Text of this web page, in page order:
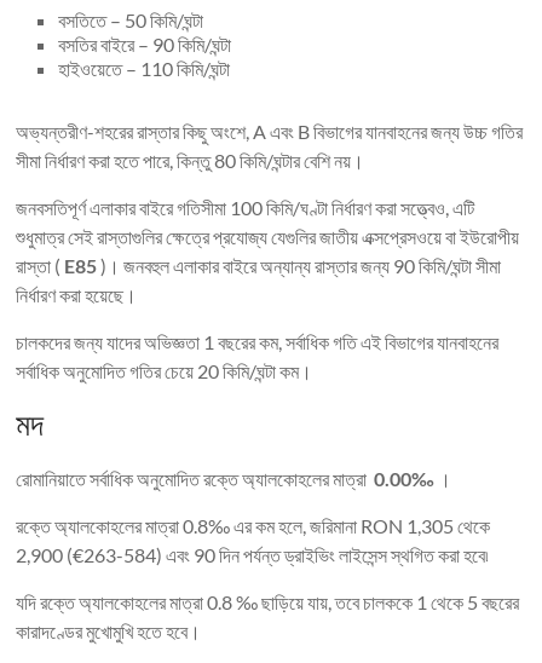
বসতিতে – 50 কিমি/ঘন্টা
বসতির বাইরে – 90 কিমি/ঘন্টা
হাইওয়েতে – 110 কিমি/ঘন্টা
অভ্যন্তরীণ-শহরের রাস্তার কিছু অংশে, A এবং B বিভাগের যানবাহনের জন্য উচ্চ গতির
সীমা নির্ধারণ করা হতে পারে, কিন্তু 80 কিমি/ঘন্টার বেশি নয়।
জনবসতিপূর্ণ এলাকার বাইরে গতিসীমা 100 কিমি/ঘণ্টা নির্ধারণ করা সত্ত্বেও, এটি
শুধুমাত্র সেই রাস্তাগুলির ক্ষেত্রে প্রযোজ্য যেগুলির জাতীয় এক্সপ্রেসওয়ে বা ইউরোপীয়
রাস্তা ( E85)। জনবহুল এলাকার বাইরে অন্যান্য রাস্তার জন্য 90 কিমি/ঘন্টা সীমা
নির্ধারণ করা হয়েছে।
চালকদের জন্য যাদের অভিজ্ঞতা 1 বছরের কম, সর্বাধিক গতি এই বিভাগের যানবাহনের
সর্বাধিক অনুমোদিত গতির চেয়ে 20 কিমি/ঘন্টা কম।
মদ
রোমানিয়াতে সর্বাধিক অনুমোদিত রক্তে অ্যালকোহলের মাত্রা0.00‰ ।
রক্তে অ্যালকোহলের মাত্রা 0.8‰ এর কম হলে, জরিমানা RON 1,305 থেকে
2,900 (€263-584) এবং 90 দিন পর্যন্ত ড্রাইভিং লাইসেন্স স্থগিত করা হবে৷
যদি রক্তে অ্যালকোহলের মাত্রা 0.8 ‰ ছাড়িয়ে যায়, তবে চালককে 1 থেকে 5 বছরের
কারাদণ্ডের মুখোমুখি হতে হবে।